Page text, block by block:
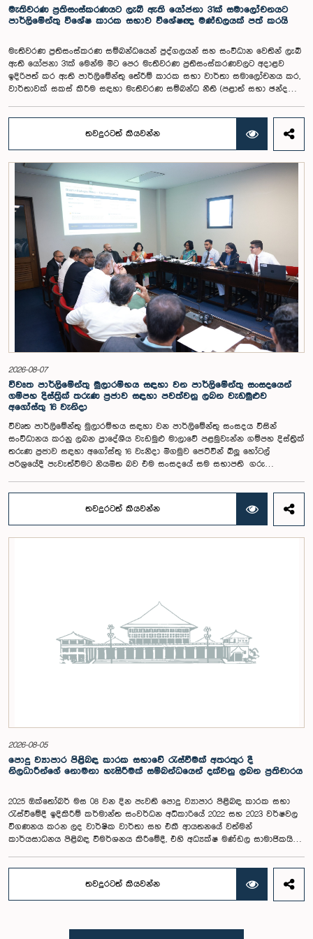
මට්ටම සම්බන්ධයෙන් ඉදිරියේදී තවදුරටත් අවධානය යොමු කර අවශ්‍ය තීරණ
ගැනීමේ අවශ්‍යතාව ද කාරක සභාවේදී පෙන්වා දුන් අතර ස්ථිර සහ ස්වධින
වැටුප් හා සේවක සංඛ්‍යා කොමිෂන් සභාවක් ස්ථාපිත කරන ලෙස කාරක
මැතිවරණ ප්‍රතිසංස්කරණයට ලැබී ඇති යෝජනා 31ක් සමාලෝචනයට
පාර්ලිමේන්තු විශේෂ කාරක සභාව විශේෂඥ මණ්ඩලයක් පත් කරයි
මැතිවරණ ප්‍රතිසංස්කරණ සම්බන්ධයෙන් පුද්ගලයන් සහ සංවිධාන වෙතින් ලැබී
ඇති යෝජනා 31ක් මෙන්ම මීට පෙර මැතිවරණ ප්‍රතිසංස්කරණවලට අදාළව
ඉදිරිපත් කර ඇති පාර්ලිමේන්තු තේරීම් කාරක සභා වාර්තා සමාලෝචනය කර,
වාර්තාවක් සකස් කිරීම සඳහා මැතිවරණ සම්බන්ධ නීති (පළාත් සභා ඡන්ද
කාරක සභාව රාජ්‍ය පරිපාලන, පළාත් සභා සහ පළාත් පාලන ගරු අමාත්‍ය
මහාචාර්ය ඒ.එච්.එම්.එච්. අබයරත්න මහතාගේ සභාපතිත්වයෙන්
පාර්ලිමේන්තුවේදී පසුගියදා රැස් වූ අවස්ථාවේදීය.එහිදී 2004, 2007 සහ 2022
වසරවල පාර්ලිමේන්තු තේරීම් කාරක සභා වාර්තා මෙන්ම පුද්ගලයන් හා
සංවිධාන විසින් ඉදිරිපත් කර ඇති යෝජනා 31ක් පදනම් කර ගනිමින් මැතිවරණ
ප්‍රතිසංස්කරණ සම්බන්ධයෙන් දීර්ඝ ලෙස සාකච්ඡා කෙරිණි.සාකච්ඡාවේදී පළාත්
පාලන මැතිවරණ ක්‍රමය සඳහා මිශ්‍ර මැතිවරණ ක්‍රමයක් හඳුන්වා දීම, සුළු පක්ෂ
හා සුළුතර කණ්ඩායම්වල නියෝජනය තහවුරු කිරීම, කාන්තා නියෝජනය
වැඩිදියුණු කිරීම, විද්‍යුත් ඡන්ද ක්‍රමවේදයක් හඳුන්වා දීම සහ කල්තියා ඡන්දය
ප්‍රකාශ කිරීමේ පහසුකම් සැලසීම ඇතුළු යෝජනා පිළිබඳව අවධානය යොමු
විය. එමෙන්ම විදේශගත ශ්‍රී ලාංකිකයන්ට ඡන්ද අයිතිය ලබාදීම සම්බන්ධයෙන්
වන යෝජනා පිළිබඳව ද සලකා බැලුණු අතර, ඒ සඳහා අවශ්‍ය නීතිමය හා
පරිපාලනමය ප්‍රතිපාදන පිළිබඳ වැඩිදුර අධ්‍යයනය කිරීමේ අවශ්‍යතාව
අවධාරණය කෙරිණි.කාරක සභාව විසින් පත් කළ විශේෂඥ මණ්ඩලය මඟින්
ලැබී ඇති යෝජනා 31 සහ පූර්ව පාර්ලිමේන්තු තේරීම් කාරක සභා වාර්තා
විශ්ලේෂණය කර ප්‍රායෝගික නිර්දේශ සහිත වාර්තාවක් සකස් කිරීමට නියමිත
අතර, එම නිර්දේශ සමාලෝචනය කිරීම සඳහා ඉදිරි කටයුතු සිදු කිරීමට කාරක
සභාව තීරණය කළේය.මෙම රැස්වීමට කාරක සභා සාමාජික ගරු අමාත්‍ය
ආචාර්ය උපාලි පන්නිලගේ මහතා සහ ගරු පාර්ලිමේන්තු මන්ත්‍රීවරුන් වන රවී
කරුණානායක, රුවන්තිලක ජයකොඩි සහ කදිරවේලු ෂන්මුගම් කුගදාසන් යන
මහත්වරු සහභාගී වූහ.
තවදුරටත් කියවන්න
2026-08-07
විවෘත පාර්ලිමේන්තු මුලාරම්භය සඳහා වන පාර්ලිමේන්තු සංසදයෙන්
ගම්පහ දිස්ත්‍රික් තරුණ ප්‍රජාව සඳහා පවත්වනු ලබන වැඩමුළුව
අගෝස්තු 16 වැනිදා
විවෘත පාර්ලිමේන්තු මුලාරම්භය සඳහා වන පාර්ලිමේන්තු සංසදය විසින්
සංවිධානය කරනු ලබන ප්‍රාදේශීය වැඩමුළු මාලාවේ පළමුවැන්න ගම්පහ දිස්ත්‍රික්
තරුණ ප්‍රජාව සඳහා අගෝස්තු 16 වැනිදා මීගමුව ජෙට්වින් බ්ලූ හෝටල්
පරිශ්‍රයේදී පැවැත්වීමට නියමිත බව එම සංසදයේ සම සභාපති ගරු
සහභාගීත්වයෙන් විවෘත පාර්ලිමේන්තු සංකල්පය තවදුරටත් ප්‍රවර්ධනය කිරීමේ
අරමුණින් මෙම වැඩමුළු මාලාව සංවිධානය කෙරෙන අතර සංසදයේ සාමාජික
මන්ත්‍රීවරු මෙන්ම ගම්පහ දිස්ත්‍රික් පාර්ලිමේන්තු මන්ත්‍රීවරුන් ද මෙම අවස්ථාවට
සංසදයේ සාමාජික මන්ත්‍රීවරු සහ වැඩමුළු මාලාව සඳහා අනුග්‍රාහකත්වය
සපයන සංවර්ධන සහකරු වන CII (Coalition for Inclusive Impact)
ආයතනයේ නියෝජිතයෝ එක්ව සිටියහ.මෙම වැඩමුළුව සඳහා සහභාගීවීමට
අපේක්ෂා කරන ගම්පහ දිස්ත්‍රික්කයේ වයස අවු 18 – 35 අතර තරුණ තරුණියන්
https://forms.gle/aVp5UzhLbtPSmVap8 සබැඳිය ඔස්සේ අදාළ පෝරමය
සම්පූර්ණ කොට ලියාපදිංචි විය විය යුතුය.
තවදුරටත් කියවන්න
2026-08-05
පොදු ව්‍යාපාර පිළිබඳ කාරක සභාවේ රැස්වීමක් අතරතුර දී
නිලධාරීන්ගේ නොමනා හැසිරීමක් සම්බන්ධයෙන් දක්වනු ලබන ප්‍රතිචාරය
2025 ඔක්තෝබර් මස 08 වන දින පැවති පොදු ව්‍යාපාර පිළිබඳ කාරක සභා
රැස්වීමේදී ඉදිකිරීම් කර්මාන්ත සංවර්ධන අධිකාරියේ 2022 සහ 2023 වර්ෂවල
විගණනය කරන ලද වාර්ෂික වාර්තා සහ එකී ආයතනයේ වත්මන්
කාර්යසාධනය පිළිබඳ විමර්ශනය කිරීමේදී, එහි අධ්‍යක්ෂ මණ්ඩල සාමාජිකයින්
නිලධාරීන් විසින් තම ඇඳුම් පැළඳුම් සම්බන්ධයෙන් පිළිපැදිය යුතු වන
නිර්නායකයන්ගෙන් බැහැරව, එකී අවස්ථාවට නුසුදුසු ආකාරයෙන් සැරසී
තවද, ඉහත කී නිලධාරීන් දෙදෙනාම පාර්ලිමේන්තු සම්ප්‍රදායට හා
තවදුරටත් කියවන්න